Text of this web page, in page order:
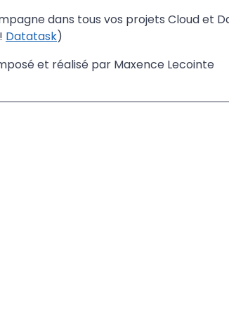
dans tous vos projets Cloud et
Datatask)
et réalisé par Maxence Lecointe